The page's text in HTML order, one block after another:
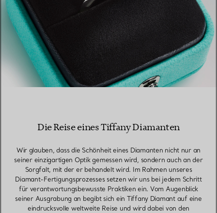
Die Reise eines Tiffany Diamanten
Wir glauben, dass die Schönheit eines Diamanten nicht nur an
seiner einzigartigen Optik gemessen wird, sondern auch an der
Sorgfalt, mit der er behandelt wird. Im Rahmen unseres
Diamant-Fertigungsprozesses setzen wir uns bei jedem Schritt
für verantwortungsbewusste Praktiken ein. Vom Augenblick
seiner Ausgrabung an begibt sich ein Tiffany Diamant auf eine
eindrucksvolle weltweite Reise und wird dabei von den